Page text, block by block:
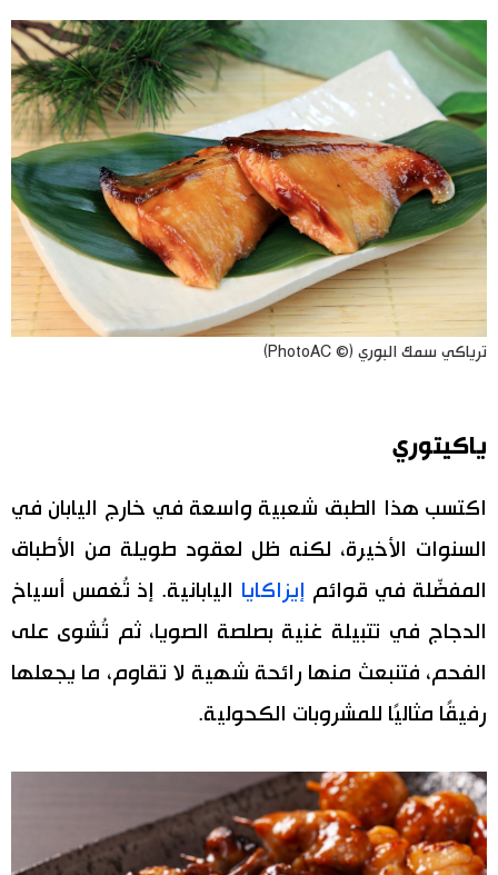
ترياكي سمك البوري (© PhotoAC)
ياكيتوري
اكتسب هذا الطبق شعبية واسعة في خارج اليابان في
السنوات الأخيرة، لكنه ظل لعقود طويلة من الأطباق
المفضّلة في قوائم إيزاكايا اليابانية. إذ تُغمس أسياخ
الدجاج في تتبيلة غنية بصلصة الصويا، ثم تُشوى على
الفحم، فتنبعث منها رائحة شهية لا تقاوم، ما يجعلها
رفيقًا مثاليًا للمشروبات الكحولية.